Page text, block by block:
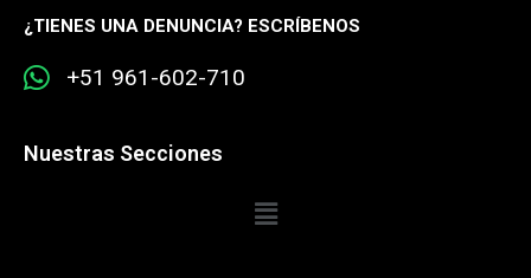
¿TIENES UNA DENUNCIA? ESCRÍBENOS
+51 961-602-710
Nuestras Secciones